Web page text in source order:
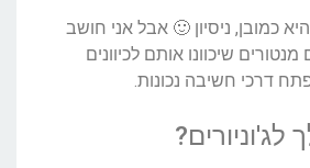
כמובן, ניסיון 🙂 אבל אני חושב
מנטורים שיכוונו אותם לכיוונים
דרכי חשיבה נכונות.